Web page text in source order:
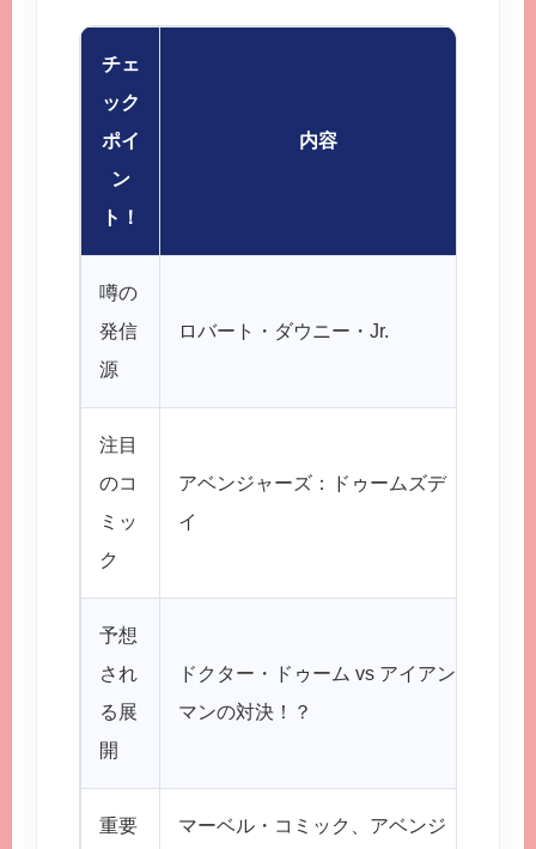
チェ
ック
ポイ
ン
ト！
内容
噂の
発信
源
ロバート・ダウニー・Jr.
注目
のコ
ミッ
ク
アベンジャーズ：ドゥームズデ
イ
予想
され
る展
開
ドクター・ドゥーム vs アイアン
マンの対決！？
重要
マーベル・コミック、アベンジ